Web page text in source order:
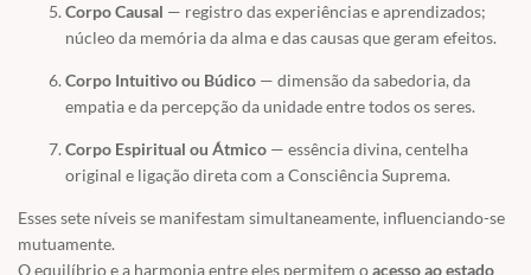
Corpo Causal — registro das experiências e aprendizados;
núcleo da memória da alma e das causas que geram efeitos.
Corpo Intuitivo ou Búdico — dimensão da sabedoria, da
empatia e da percepção da unidade entre todos os seres.
Corpo Espiritual ou Átmico — essência divina, centelha
original e ligação direta com a Consciência Suprema.
Esses sete níveis se manifestam simultaneamente, influenciando-se
mutuamente.
O equilíbrio e a harmonia entre eles permitem oacesso ao estado